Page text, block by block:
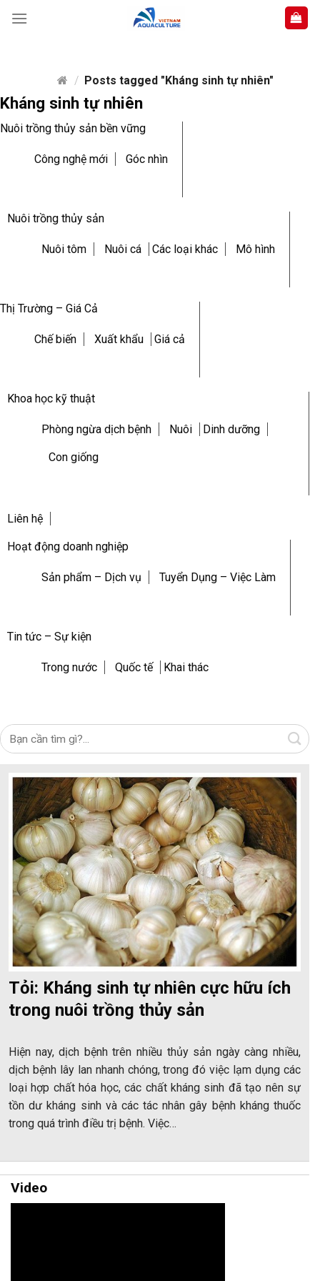
/ Posts tagged "Kháng sinh tự nhiên"
Kháng sinh tự nhiên
Nuôi trồng thủy sản bền vững
Công nghệ mới Góc nhìn
Nuôi trồng thủy sản
Nuôi tôm Nuôi cá Các loại khác Mô hình
Thị Trường – Giá Cả
Chế biến Xuất khẩu Giá cả
Khoa học kỹ thuật
Phòng ngừa dịch bệnh Nuôi Dinh dưỡng
Con giống
Liên hệ
Hoạt động doanh nghiệp
Sản phẩm – Dịch vụ Tuyển Dụng – Việc Làm
Tin tức – Sự kiện
Trong nước Quốc tế Khai thác
Tỏi: Kháng sinh tự nhiên cực hữu ích
trong nuôi trồng thủy sản
Hiện nay, dịch bệnh trên nhiều thủy sản ngày càng nhiều,
dịch bệnh lây lan nhanh chóng, trong đó việc lạm dụng các
loại hợp chất hóa học, các chất kháng sinh đã tạo nên sự
tồn dư kháng sinh và các tác nhân gây bệnh kháng thuốc
trong quá trình điều trị bệnh. Việc…
Video